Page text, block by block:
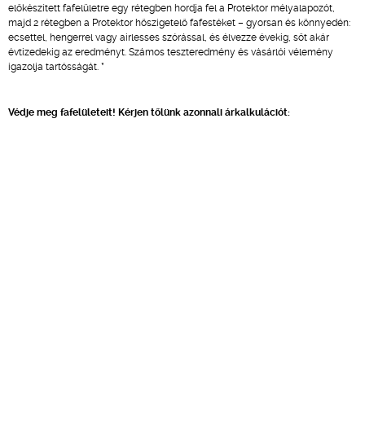
előkészített fafelületre egy rétegben hordja fel a Protektor mélyalapozót,
majd 2 rétegben a Protektor hőszigetelő fafestéket – gyorsan és könnyedén:
ecsettel, hengerrel vagy airlesses szórással, és élvezze évekig, sőt akár
évtizedekig az eredményt. Számos teszteredmény és vásárlói vélemény
igazolja tartósságát. *
Védje meg fafelületeit! Kérjen tőlünk azonnali árkalkulációt: